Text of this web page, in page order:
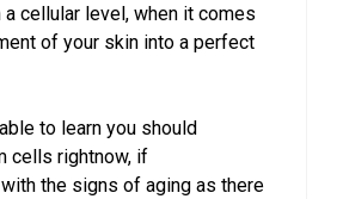
cellular level, when it comes
of your skin into a perfect
to learn you should
cells rightnow, if
with the signs of aging as there